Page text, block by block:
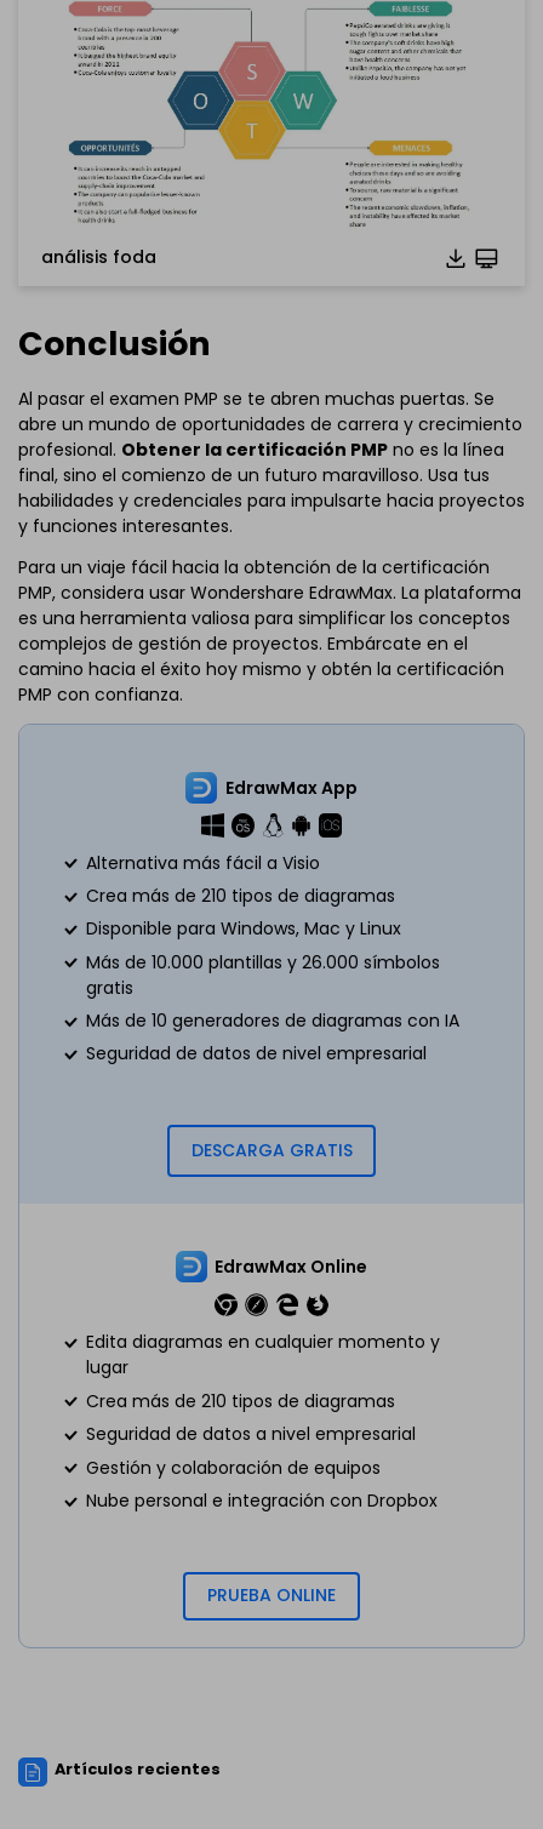
gratuitamente desde el enlace que se encuentra
También puedes probar
EdrawMax en líneagratis desde
el enlace que se encuentra
a continuación.
Haz clic para descargar y utilizar esta plantilla.
El archivoeddxdebe abrirse en EdrawMax.
Si aún no lo tienes, puedes descargarEdrawMax
gratuitamente desde el enlace que se encuentra
continuación.
También puedes probar
el enlace que se encuentra
a continuación.
análisis foda
Conclusión
Al pasar el examen PMP se te abren muchas puertas. Se
abre un mundo de oportunidades de carrera y crecimiento
profesional. Obtener la certificación PMP no es la línea
final, sino el comienzo de un futuro maravilloso. Usa tus
habilidades y credenciales para impulsarte hacia proyectos
y funciones interesantes.
Para un viaje fácil hacia la obtención de la certificación
PMP, considera usar Wondershare EdrawMax. La plataforma
es una herramienta valiosa para simplificar los conceptos
complejos de gestión de proyectos. Embárcate en el
camino hacia el éxito hoy mismo y obtén la certificación
PMP con confianza.
EdrawMax App
Alternativa más fácil a Visio
Crea más de 210 tipos de diagramas
Disponible para Windows, Mac y Linux
Más de 10.000 plantillas y 26.000 símbolos
gratis
Más de 10 generadores de diagramas con IA
Seguridad de datos de nivel empresarial
DESCARGA GRATIS
EdrawMax Online
Edita diagramas en cualquier momento y
lugar
Crea más de 210 tipos de diagramas
Seguridad de datos a nivel empresarial
Gestión y colaboración de equipos
Nube personal e integración con Dropbox
PRUEBA ONLINE
Artículos recientes